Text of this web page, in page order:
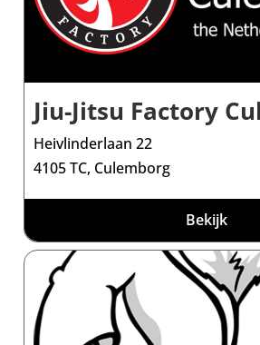
Jiu-Jitsu Factory
Heivlinderlaan 22
4105 TC, Culemborg
Bekijk